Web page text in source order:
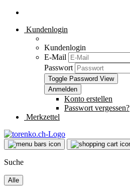
Kundenlogin
Kundenlogin
E-Mail
Passwort
Toggle Password View
Konto erstellen
Passwort vergessen?
Merkzettel
Suche
Alle